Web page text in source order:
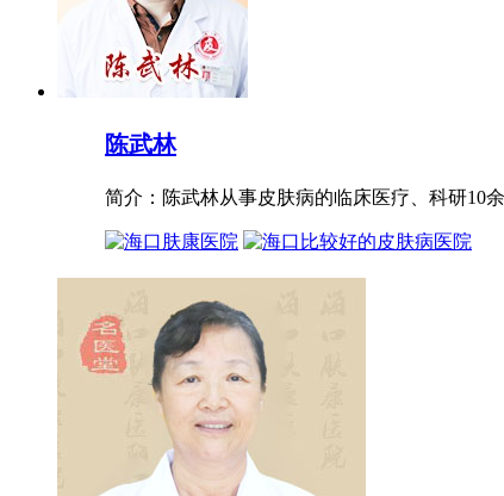
陈武林
简介：陈武林从事皮肤病的临床医疗、科研10